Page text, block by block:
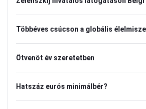
Többéves csúcson a globális
Ötvenöt év szeretetben
Hatszáz eurós minimálbér?